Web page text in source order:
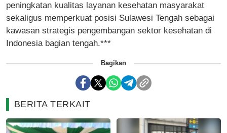
peningkatan kualitas layanan kesehatan masyarakat
sekaligus memperkuat posisi Sulawesi Tengah sebagai
kawasan strategis pengembangan sektor kesehatan di
Indonesia bagian tengah.***
Bagikan
BERITA TERKAIT